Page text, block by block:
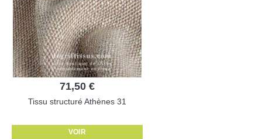
71,50 €
Tissu structuré Athènes 31
VOIR